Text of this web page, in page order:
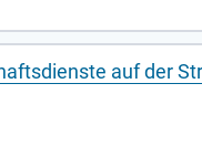
auf der